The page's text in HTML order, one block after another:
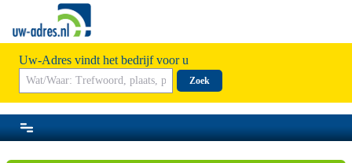
Uw-Adres vindt het bedrijf voor u
Zoek